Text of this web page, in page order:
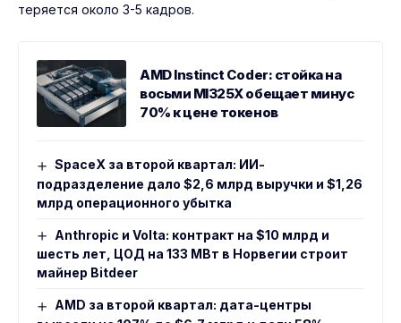
теряется около 3-5 кадров.
AMD Instinct Coder: стойка на
восьми MI325X обещает минус
70% к цене токенов
SpaceX за второй квартал: ИИ-
подразделение дало $2,6 млрд выручки и $1,26
млрд операционного убытка
Anthropic и Volta: контракт на $10 млрд и
шесть лет, ЦОД на 133 МВт в Норвегии строит
майнер Bitdeer
AMD за второй квартал: дата-центры